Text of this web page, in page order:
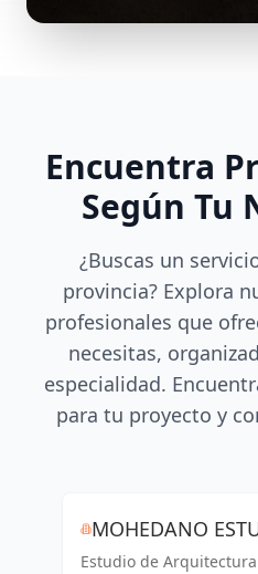
Encuentra
Según Tu
¿Buscas un
provincia? Explora
profesionales que
necesitas,
especialidad.
para tu proyecto y
MOHEDANO
ARQUITECTURA
Estudio de